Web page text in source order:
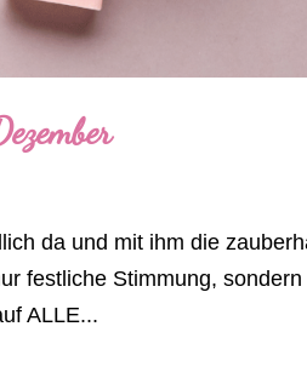
da und mit ihm die
festliche Stimmung, sondern
ALLE...